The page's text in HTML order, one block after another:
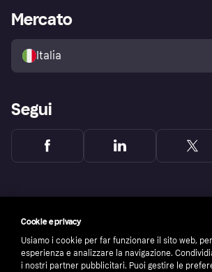
Esplora i negozi
Politica di protezione
dell'acquirente Klarna
Accesso aziende
Mercato
Italia
Segui
Cookie e privacy
Usiamo i cookie per far funzionare il sito web,
esperienza e analizzare la navigazione.
i nostri partner pubblicitari. Puoi gestire le